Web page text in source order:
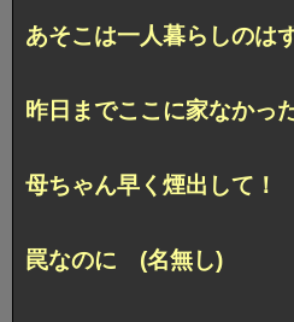
あそこは一人暮らしの
昨日までここに家なか
母ちゃん早く煙出して
罠なのに (名無し)